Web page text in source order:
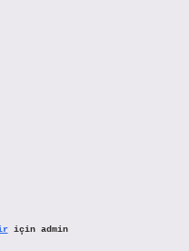
için admin